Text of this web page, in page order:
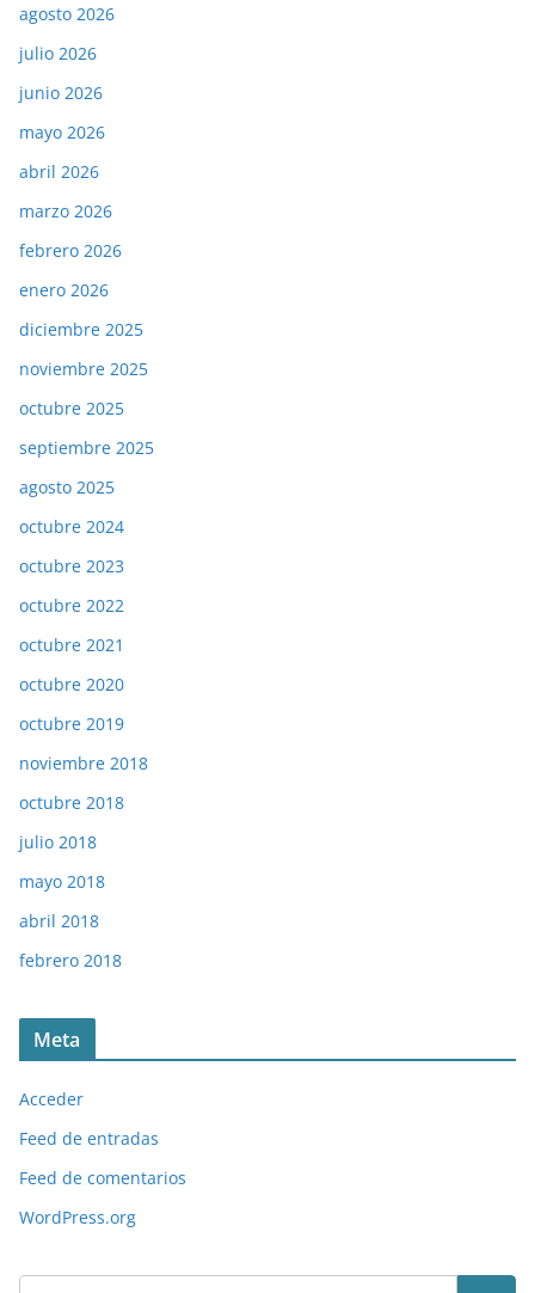
agosto 2026
julio 2026
junio 2026
mayo 2026
abril 2026
marzo 2026
febrero 2026
enero 2026
diciembre 2025
noviembre 2025
octubre 2025
septiembre 2025
agosto 2025
octubre 2024
octubre 2023
octubre 2022
octubre 2021
octubre 2020
octubre 2019
noviembre 2018
octubre 2018
julio 2018
mayo 2018
abril 2018
febrero 2018
Meta
Acceder
Feed de entradas
Feed de comentarios
WordPress.org